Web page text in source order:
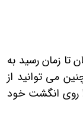
تا زمان رسید به
می توانید از
روی انگشت خود